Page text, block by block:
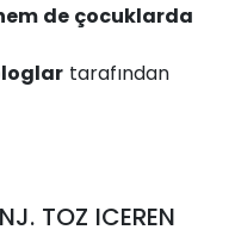
de çocuklarda
tarafından
TOZ ICEREN